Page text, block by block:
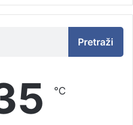
Pretraži
℃